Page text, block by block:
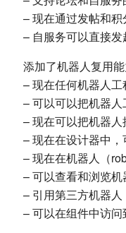
– 现在通过发帖和
– 自服务可以直接
添加了机器人复用
– 现在任何机器人
– 可以可以把机器
– 现在可以把机器
– 现在在设计器中
– 现在在机器人（
– 可以查看和浏览
– 引用第三方机器人
– 可以在组件中访问